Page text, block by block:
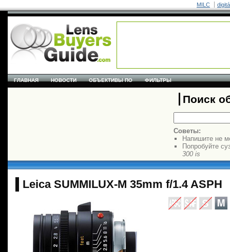
MILC
ГЛАВНАЯ НОВОСТИ ОБЪЕКТИВЫ ПО ФИЛЬТРЫ
Поиск
Советы:
Напишите не
Попробуйте
300 is
Leica SUMMILUX-M 35mm f/1.4 ASPH